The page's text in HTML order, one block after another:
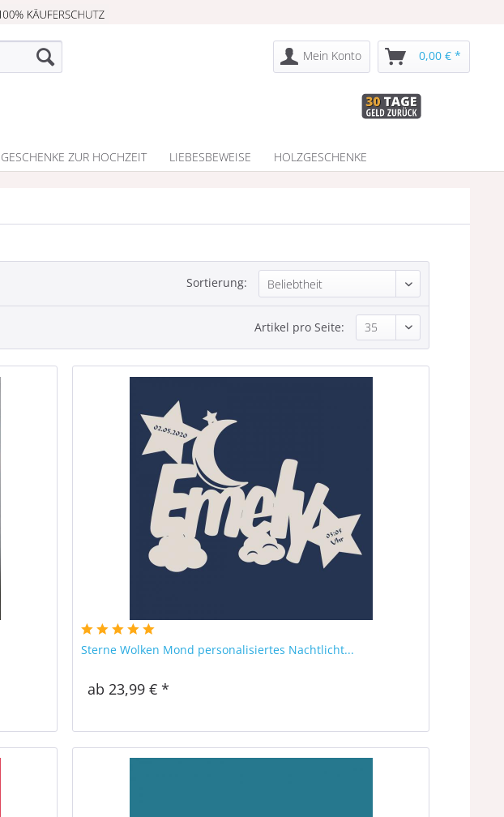
Mein Konto 0,00 € *
GESCHENKE ZUR HOCHZEIT LIEBESBEWEISE HOLZGESCHENKE
Sortierung:
Artikel pro Seite:
Sterne Wolken Mond personalisiertes Nachtlicht...
ab 23,99 € *